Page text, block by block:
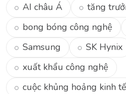
AI châu Á
tăng
bong bóng công nghệ
Samsung
SK Hynix
xuất khẩu công nghệ
cuộc khủng hoảng kinh tế